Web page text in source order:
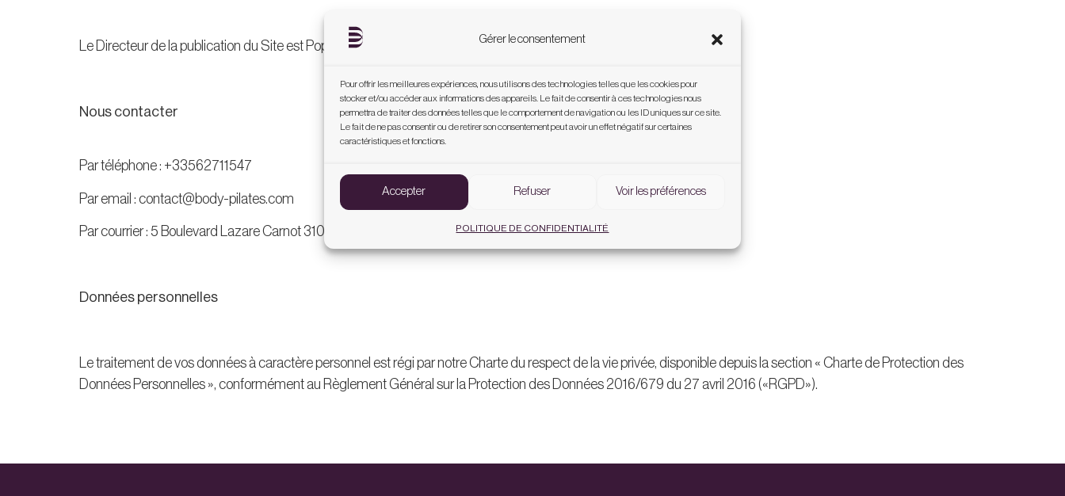
Gérer le consentement
Pour offrir les meilleures expériences, nous utilisons des technologies telles que les cookies pour
stocker et/ou accéder aux informations des appareils. Le fait de consentir à ces technologies nous
permettra de traiter des données telles que le comportement de navigation ou les ID uniques sur ce site.
Le fait de ne pas consentir ou de retirer son consentement peut avoir un effet négatif sur certaines
caractéristiques et fonctions.
Accepter Refuser Voir les préférences
POLITIQUE DE CONFIDENTIALITÉ
Le Directeur de la publication du Site est Poppy ATENZA GACH .
Nous contacter
Par téléphone : +33562711547
Par email : contact@body-pilates.com
Par courrier : 5 Boulevard Lazare Carnot 31000 Toulouse
Données personnelles
Le traitement de vos données à caractère personnel est régi par notre Charte du respect de la vie privée, disponible depuis la section « Charte de Protection des
Données Personnelles », conformément au Règlement Général sur la Protection des Données 2016/679 du 27 avril 2016 («RGPD»).